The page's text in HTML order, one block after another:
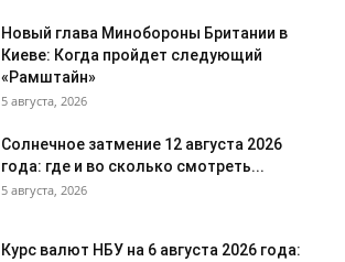
Новый глава Минобороны Британии в
Киеве: Когда пройдет следующий
«Рамштайн»
5 августа, 2026
Солнечное затмение 12 августа 2026
года: где и во сколько смотреть...
5 августа, 2026
Курс валют НБУ на 6 августа 2026 года: